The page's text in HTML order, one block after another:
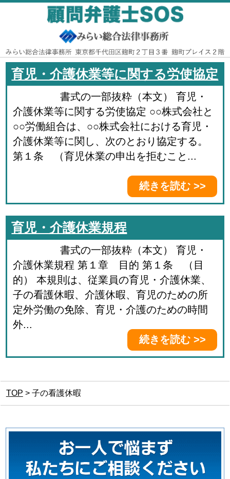
育児・介護休業等に関する労使協定
書式の一部抜粋（本文） 育児・
介護休業等に関する労使協定 ○○株式会社と
○○労働組合は、○○株式会社における育児・
介護休業等に関し、次のとおり協定する。
第１条 （育児休業の申出を拒むこと...
続きを読む >>
育児・介護休業規程
書式の一部抜粋（本文） 育児・
介護休業規程 第１章 目的 第１条 （目
的） 本規則は、従業員の育児・介護休業、
子の看護休暇、介護休暇、育児のための所
定外労働の免除、育児・介護のための時間
外...
続きを読む >>
TOP > 子の看護休暇